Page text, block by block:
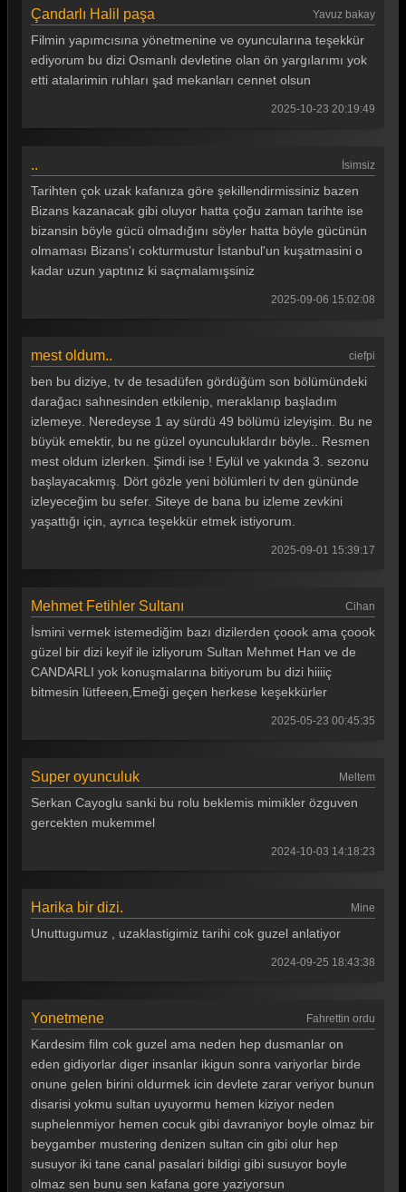
Çandarlı Halil paşa Yavuz bakay
Filmin yapımcısına yönetmenine ve oyuncularına teşekkür
ediyorum bu dizi Osmanlı devletine olan ön yargılarımı yok
etti atalarimin ruhları şad mekanları cennet olsun
2025-10-23 20:19:49
.. İsimsiz
Tarihten çok uzak kafanıza göre şekillendirmissiniz bazen
Bizans kazanacak gibi oluyor hatta çoğu zaman tarihte ise
bizansin böyle gücü olmadığını söyler hatta böyle gücünün
olmaması Bizans'ı cokturmustur İstanbul'un kuşatmasini o
kadar uzun yaptınız ki saçmalamışsiniz
2025-09-06 15:02:08
mest oldum.. ciefpi
ben bu diziye, tv de tesadüfen gördüğüm son bölümündeki
darağacı sahnesinden etkilenip, meraklanıp başladım
izlemeye. Neredeyse 1 ay sürdü 49 bölümü izleyişim. Bu ne
büyük emektir, bu ne güzel oyunculuklardır böyle.. Resmen
mest oldum izlerken. Şimdi ise ! Eylül ve yakında 3. sezonu
başlayacakmış. Dört gözle yeni bölümleri tv den gününde
izleyeceğim bu sefer. Siteye de bana bu izleme zevkini
yaşattığı için, ayrıca teşekkür etmek istiyorum.
2025-09-01 15:39:17
Mehmet Fetihler Sultanı Cihan
İsmini vermek istemediğim bazı dizilerden çoook ama çoook
güzel bir dizi keyif ile izliyorum Sultan Mehmet Han ve de
CANDARLI yok konuşmalarına bitiyorum bu dizi hiiiiç
bitmesin lütfeeen,Emeği geçen herkese keşekkürler
2025-05-23 00:45:35
Super oyunculuk Meltem
Serkan Cayoglu sanki bu rolu beklemis mimikler özguven
gercekten mukemmel
2024-10-03 14:18:23
Harika bir dizi. Mine
Unuttugumuz , uzaklastigimiz tarihi cok guzel anlatiyor
2024-09-25 18:43:38
Yonetmene Fahrettin ordu
Kardesim film cok guzel ama neden hep dusmanlar on
eden gidiyorlar diger insanlar ikigun sonra variyorlar birde
onune gelen birini oldurmek icin devlete zarar veriyor bunun
disarisi yokmu sultan uyuyormu hemen kiziyor neden
suphelenmiyor hemen cocuk gibi davraniyor boyle olmaz bir
beygamber mustering denizen sultan cin gibi olur hep
susuyor iki tane canal pasalari bildigi gibi susuyor boyle
olmaz sen bunu sen kafana gore yaziyorsun